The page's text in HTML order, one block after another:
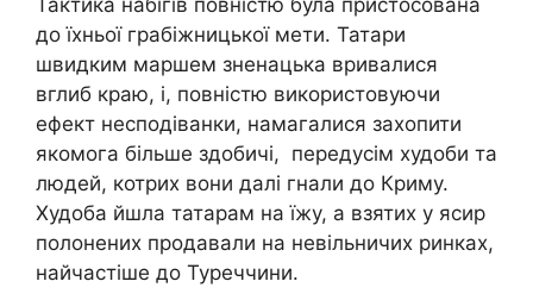
Тактика набігів повністю була пристосована
до їхньої грабіжницької мети. Татари
швидким маршем зненацька вривалися
вглиб краю, і, повністю використовуючи
ефект несподіванки, намагалися захопити
якомога більше здобичі, передусім худоби та
людей, котрих вони далі гнали до Криму.
Худоба йшла татарам на їжу, а взятих у ясир
полонених продавали на невільничих ринках,
найчастіше до Туреччини.